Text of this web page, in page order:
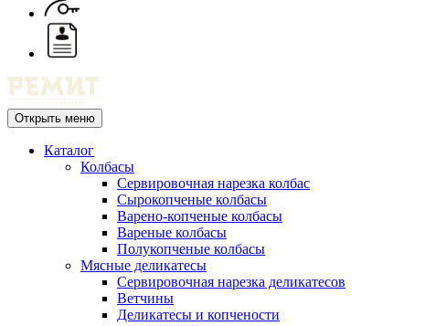
Открыть меню
Каталог
Колбасы
Сервировочная нарезка колбас
Сырокопченые колбасы
Варено-копченые колбасы
Вареные колбасы
Полукопченые колбасы
Мясные деликатесы
Сервировочная нарезка деликатесов
Ветчины
Деликатесы и копчености